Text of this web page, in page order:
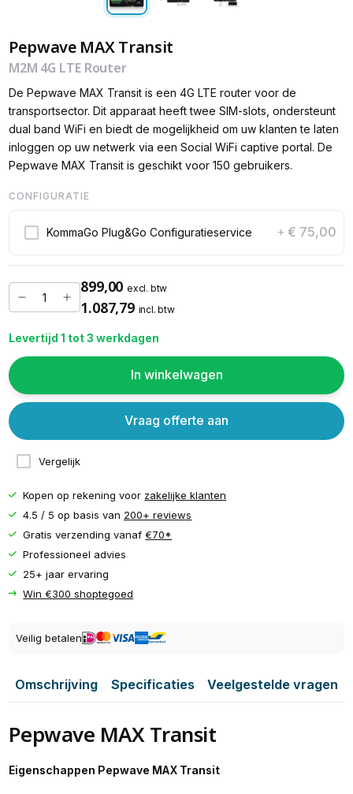
Pepwave MAX Transit
M2M 4G LTE Router
De Pepwave MAX Transit is een 4G LTE router voor de
transportsector. Dit apparaat heeft twee SIM-slots, ondersteunt
dual band WiFi en biedt de mogelijkheid om uw klanten te laten
inloggen op uw netwerk via een Social WiFi captive portal. De
Pepwave MAX Transit is geschikt voor 150 gebruikers.
CONFIGURATIE
KommaGo Plug&Go Configuratieservice + € 75,00
899,00 excl. btw
1.087,79 incl. btw
Levertijd 1 tot 3 werkdagen
In winkelwagen
Vergelijk
Vraag offerte aan
Kopen op rekening voor zakelijke klanten
4.5 / 5 op basis van 200+ reviews
Gratis verzending vanaf€70*
Professioneel advies
25+ jaar ervaring
Win €300 shoptegoed
Veilig betalen
Omschrijving Specificaties Veelgestelde vragen
Pepwave MAX Transit
Eigenschappen Pepwave MAX Transit